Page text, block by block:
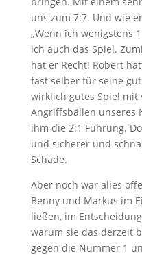
uns zum 7:7. Und wie
„Wenn ich wenigstens
ich auch das Spiel.
hat er Recht! Robert
fast selber für seine
wirklich gutes Spiel mit
Angriffsbällen unseres
ihm die 2:1 Führung.
und sicherer und
Schade.
Aber noch war alles
Benny und Markus im
ließen, im
warum sie das derzeit
gegen die Nummer 1